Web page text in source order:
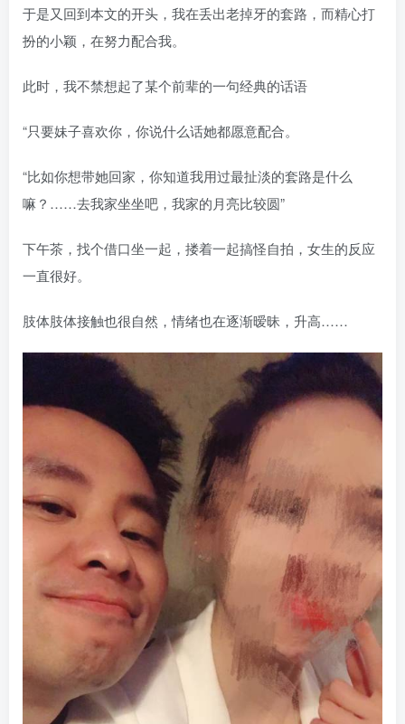
于是又回到本文的开头，我在丢出老掉牙的套路，而精心打
扮的小颖，在努力配合我。
此时，我不禁想起了某个前辈的一句经典的话语
“只要妹子喜欢你，你说什么话她都愿意配合。
“比如你想带她回家，你知道我用过最扯淡的套路是什么
嘛？……去我家坐坐吧，我家的月亮比较圆”
下午茶，找个借口坐一起，搂着一起搞怪自拍，女生的反应
一直很好。
肢体肢体接触也很自然，情绪也在逐渐暧昧，升高……